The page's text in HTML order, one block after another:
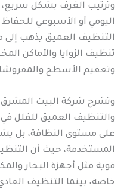
وترتيب الغرف بشكل
اليومي أو الأسبوعي
التنظيف العميق يذهب
تنظيف الزوايا والأماكن
وتعقيم الأسطح
وتشرح شركة البيت المشرق
والتنظيف العميق للفلل
على مستوى النظافة، بل
المستخدمة، حيث أن
قوية مثل أجهزة البخار
خاصة، بينما التنظيف